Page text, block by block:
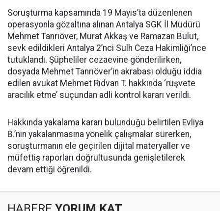
Soruşturma kapsamında 19 Mayıs’ta düzenlenen
operasyonla gözaltına alınan Antalya SGK İl Müdürü
Mehmet Tanrıöver, Murat Akkaş ve Ramazan Bulut,
sevk edildikleri Antalya 2’nci Sulh Ceza Hakimliği’nce
tutuklandı. Şüpheliler cezaevine gönderilirken,
dosyada Mehmet Tanrıöver’in akrabası olduğu iddia
edilen avukat Mehmet Rıdvan T. hakkında ‘rüşvete
aracılık etme’ suçundan adli kontrol kararı verildi.
Hakkında yakalama kararı bulunduğu belirtilen Evliya
B.’nin yakalanmasına yönelik çalışmalar sürerken,
soruşturmanın ele geçirilen dijital materyaller ve
müfettiş raporları doğrultusunda genişletilerek
devam ettiği öğrenildi.